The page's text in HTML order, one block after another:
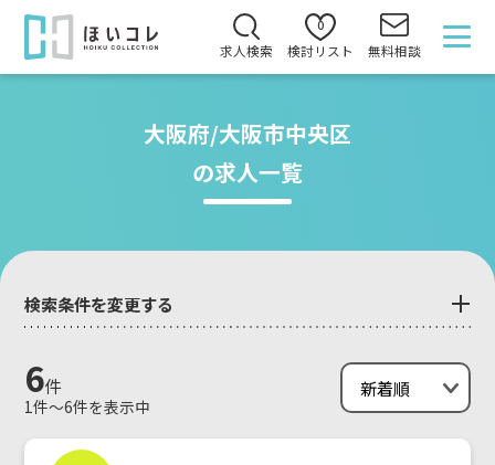
求人検索
0
検討リスト 無料相談
大阪府/大阪市中央区
の求人一覧
検索条件を変更する
6件
1件～6件を表示中